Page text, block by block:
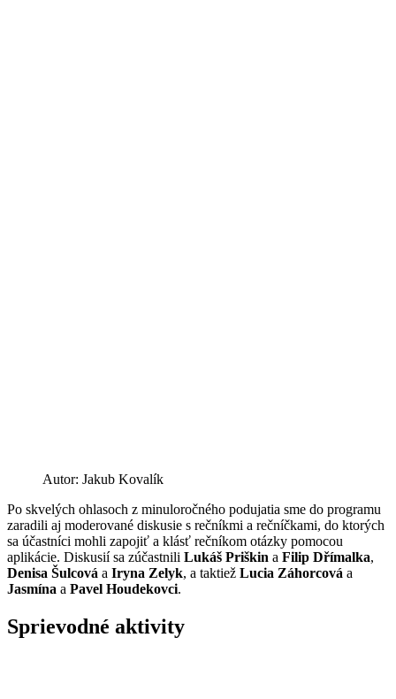
Autor: Jakub Kovalík
Po skvelých ohlasoch z minuloročného podujatia sme do programu
zaradili aj moderované diskusie s rečníkmi a rečníčkami, do ktorých
sa účastníci mohli zapojiť a klásť rečníkom otázky pomocou
aplikácie. Diskusií sa zúčastnili Lukáš Priškin a Filip Dřímalka,
Denisa Šulcová a Iryna Zelyk, a taktiež Lucia Záhorcová a
Jasmína a Pavel Houdekovci.
Sprievodné aktivity